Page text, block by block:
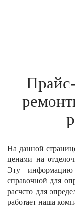
На данной
ценами на
Эту
справочной для
расчето для
работает наша